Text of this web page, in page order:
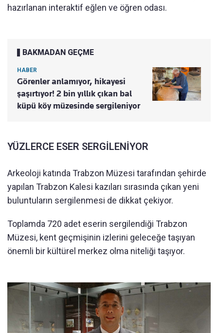
hazırlanan interaktif eğlen ve öğren odası.
BAKMADAN GEÇME
HABER
Görenler anlamıyor, hikayesi
şaşırtıyor! 2 bin yıllık çıkan bal
küpü köy müzesinde sergileniyor
YÜZLERCE ESER SERGİLENİYOR
Arkeoloji katında Trabzon Müzesi tarafından şehirde
yapılan Trabzon Kalesi kazıları sırasında çıkan yeni
buluntuların sergilenmesi de dikkat çekiyor.
Toplamda 720 adet eserin sergilendiği Trabzon
Müzesi, kent geçmişinin izlerini geleceğe taşıyan
önemli bir kültürel merkez olma niteliği taşıyor.